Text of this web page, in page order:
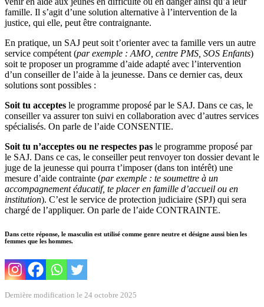
famille. Il s’agit d’une solution alternative à l’intervention de la
justice, qui elle, peut être contraignante.
En pratique, un SAJ peut soit t’orienter avec ta famille vers un autre
service compétent (par exemple : AMO, centre PMS, SOS Enfants)
soit te proposer un programme d’aide adapté avec l’intervention
d’un conseiller de l’aide à la jeunesse. Dans ce dernier cas, deux
solutions sont possibles :
Soit tu acceptes le programme proposé par le SAJ. Dans ce cas, le
conseiller va assurer ton suivi en collaboration avec d’autres services
spécialisés. On parle de l’aide CONSENTIE.
Soit tu n’acceptes ou ne respectes pas le programme proposé par
le SAJ. Dans ce cas, le conseiller peut renvoyer ton dossier devant le
juge de la jeunesse qui pourra t’imposer (dans ton intérêt) une
mesure d’aide contrainte (par exemple : te soumettre à un
accompagnement éducatif, te placer en famille d’accueil ou en
institution). C’est le service de protection judiciaire (SPJ) qui sera
chargé de l’appliquer. On parle de l’aide CONTRAINTE.
Dans cette réponse, le masculin est utilisé comme genre neutre et désigne aussi bien les
femmes que les hommes.
Dernière modification le 24 octobre 2025